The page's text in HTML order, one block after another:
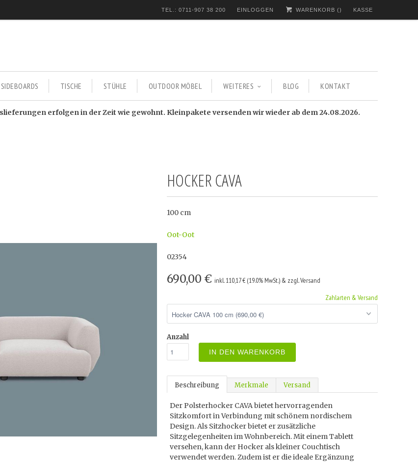
TEL.: 0711-907 38 200 EINLOGGEN WARENKORB () KASSE
SIDEBOARDS TISCHE STÜHLE OUTDOOR MÖBEL WEITERES BLOG KONTAKT
erfolgen in der Zeit wie gewohnt. Kleinpakete versenden wir wieder ab dem 24.08.2026.
HOCKER CAVA
100 cm
Oot-Oot
02354
690,00 € inkl. 110,17 € (19.0% MwSt.) & zzgl. Versand
Zahlarten & Versand
Anzahl
IN DEN WARENKORB
Beschreibung Merkmale Versand
Der Polsterhocker CAVA bietet hervorragenden
Sitzkomfort in Verbindung mit schönem nordischem
Design. Als Sitzhocker bietet er zusätzliche
Sitzgelegenheiten im Wohnbereich. Mit einem Tablett
versehen, kann der Hocker als kleiner Couchtisch
verwendet werden. Zudem ist er die ideale Ergänzung